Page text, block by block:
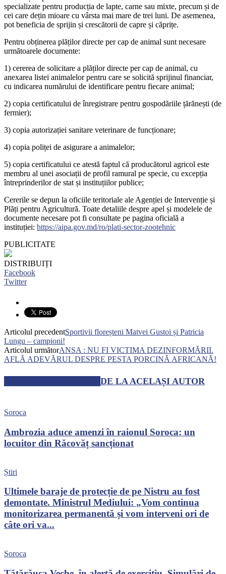
specializate pentru producția de lapte, carne sau mixte, precum și de
cei care dețin mioare cu vârsta mai mare de trei luni. De asemenea,
pot beneficia de sprijin și crescătorii de capre și căprițe.
Pentru obținerea plăților directe per cap de animal sunt necesare
următoarele documente:
1) cererea de solicitare a plăților directe per cap de animal, cu
anexarea listei animalelor pentru care se solicită sprijinul financiar,
cu indicarea numărului de identificare pentru fiecare animal;
2) copia certificatului de înregistrare pentru gospodăriile țărănești (de
fermier);
3) copia autorizației sanitare veterinare de funcționare;
4) copia poliței de asigurare a animalelor;
5) copia certificatului ce atestă faptul că producătorul agricol este
membru al unei asociații de profil ramural pe specie, cu excepția
întreprinderilor de stat și instituțiilor publice;
Cererile se depun la oficiile teritoriale ale Agenției de Intervenție și
Plăți pentru Agricultură. Toate detaliile despre apel și modelele de
documente necesare pot fi consultate pe pagina oficială a
instituției: https://aipa.gov.md/ro/plati-sector-zootehnic
PUBLICITATE
DISTRIBUIȚI
Facebook
Twitter
Articolul precedentSportivii floreșteni Matvei Gustoi și Patricia
Lungu – campioni!
Articolul următorANSA : NU FI VICTIMA DEZINFORMĂRII.
AFLĂ ADEVĂRUL DESPRE PESTA PORCINĂ AFRICANĂ!
DE LA ACELAȘI AUTOR
Soroca
Ambrozia aduce amenzi în raionul Soroca: un
locuitor din Răcovăț sancționat
Știri
Ultimele baraje de protecție de pe Nistru au fost
demontate. Ministrul Mediului: „Vom continua
monitorizarea permanentă și vom interveni ori de
câte ori va...
Soroca